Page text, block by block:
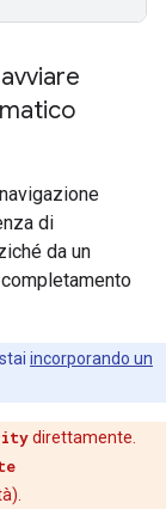
di
da un
incorporando un
direttamente.